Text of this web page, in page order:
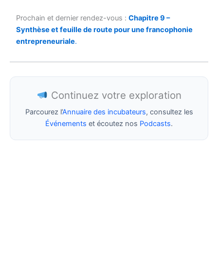
Prochain et dernier rendez-vous :Chapitre 9 –
Synthèse et feuille de route pour une francophonie
entrepreneuriale.
Continuez votre exploration
Parcourez l’Annuaire des incubateurs, consultez les
Événements et écoutez nos Podcasts.